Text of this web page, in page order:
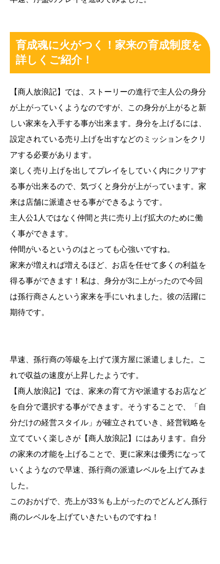
育成魂に火がつく！家来の育成制度を
詳しくご紹介！
【商人放浪記】では、ストーリーの進行で主人公の身分
が上がっていくようなのですが、この身分が上がると新
しい家来を入手する事が出来ます。身分を上げるには、
設定されている売り上げを出すなどのミッションをクリ
アする必要があります。
楽しく売り上げを出してプレイをしていく内にクリアす
る事が出来るので、気づくと身分が上がっています。家
来は店舗に派遣させる事ができるようです。
主人公1人ではなく仲間と共に売り上げ拡大のために働
く事ができます。
仲間がいるというのはとっても心強いですね。
家来が増えれば増えるほど、お店を任せて多くの利益を
得る事ができます！私は、身分が3に上がったので今回
は孫行商さんという家来を手にいれました。彼の活躍に
期待です。
早速、孫行商の等級を上げて漢方屋に派遣しました。こ
れで収益の速度が上昇したようです。
【商人放浪記】では、家来の育て方や派遣するお店など
を自分で選択する事ができます。そうすることで、「自
分だけの経営スタイル」が確立されていき、経営戦略を
立てていく楽しさが【商人放浪記】にはあります。自分
の家来の才能を上げることで、更に家来は優秀になって
いくようなので早速、孫行商の派遣レベルを上げてみま
した。
このおかげで、売上が33％も上がったのでどんどん孫行
商のレベルを上げていきたいものですね！